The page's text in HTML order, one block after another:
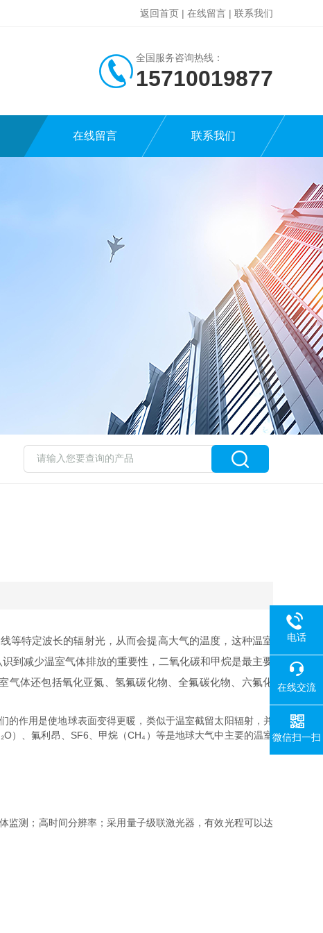
返回首页 | 在线留言 | 联系我们
全国服务咨询热线：
15710019877
在线留言 联系我们
特定波长的辐射光，从而会提高大气的温度，这种温室
到减少温室气体排放的重要性，二氧化碳和甲烷是最主要
体还包括氧化亚氮、氢氟碳化物、全氟碳化物、六氟化
作用是使地球表面变得更暖，类似于温室截留太阳辐射，并
）、氟利昂、SF6、甲烷（CH₄）等是地球大气中主要的温室
监测；高时间分辨率；采用量子级联激光器，有效光程可以达
电话
在线交流
微信扫一扫